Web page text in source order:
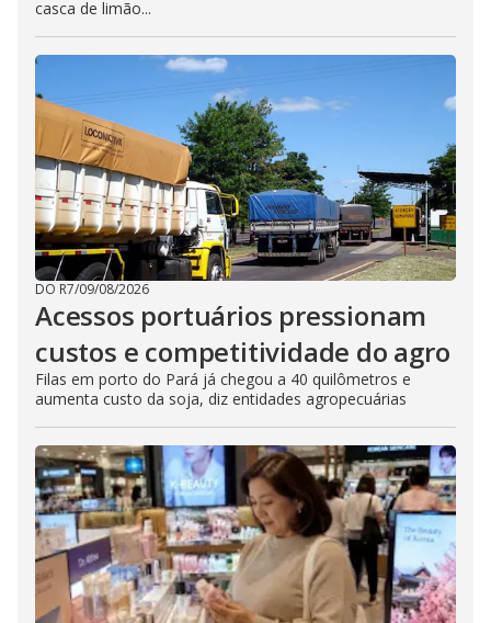
casca de limão...
DO R7/09/08/2026
Acessos portuários pressionam
custos e competitividade do agro
Filas em porto do Pará já chegou a 40 quilômetros e
aumenta custo da soja, diz entidades agropecuárias